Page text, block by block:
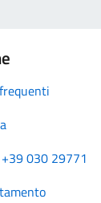
030 29771